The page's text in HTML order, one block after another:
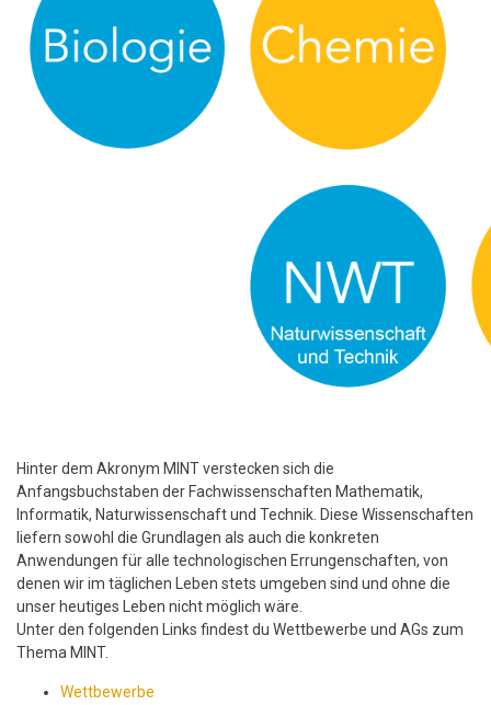
Hinter dem Akronym MINT verstecken sich die
Anfangsbuchstaben der Fachwissenschaften Mathematik,
Informatik, Naturwissenschaft und Technik. Diese Wissenschaften
liefern sowohl die Grundlagen als auch die konkreten
Anwendungen für alle technologischen Errungenschaften, von
denen wir im täglichen Leben stets umgeben sind und ohne die
unser heutiges Leben nicht möglich wäre.
Unter den folgenden Links findest du Wettbewerbe und AGs zum
Thema MINT.
Wettbewerbe